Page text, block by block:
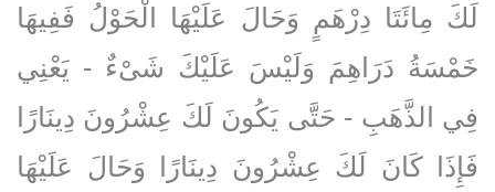
لَكَ مِائَتَا دِرْهَمٍ وَحَالَ عَلَيْهَا الْحَوْلُ فَفِيهَا
خَمْسَةُ دَرَاهِمَ وَلَيْسَ عَلَيْكَ شَىْءٌ - يَعْنِي
فِي الذَّهَبِ - حَتَّى يَكُونَ لَكَ عِشْرُونَ دِينَارًا
فَإِذَا كَانَ لَكَ عِشْرُونَ دِينَارًا وَحَالَ عَلَيْهَا